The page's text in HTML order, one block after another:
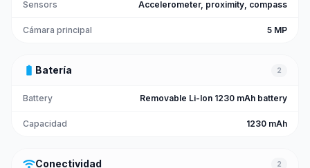
Sensors Accelerometer, proximity, compass
Cámara principal 5 MP
battery_full Batería 2
Battery Removable Li-Ion 1230 mAh battery
Capacidad 1230 mAh
wifiConectividad 2